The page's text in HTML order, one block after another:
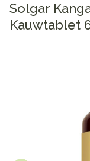
Solgar
Kauwtablet